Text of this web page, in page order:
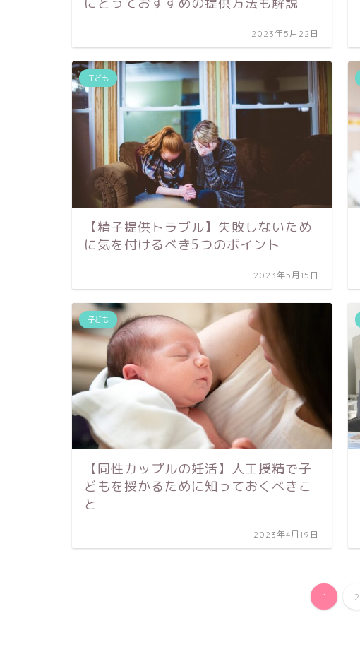
2023年5月22日
子ども
【精子提供トラブル】失敗しないため
に気を付けるべき5つのポイント
2023年5月15日
子ども
【同性カップルの妊活】人工授精で子
どもを授かるために知っておくべきこ
と
2023年4月19日
1 2